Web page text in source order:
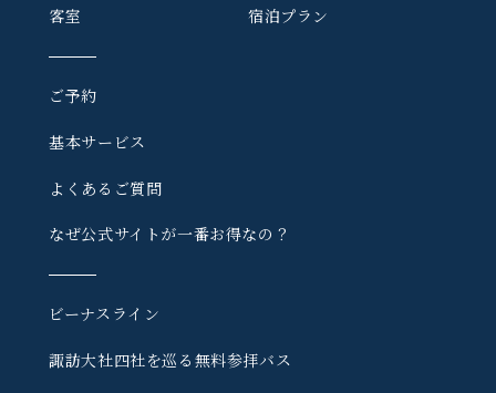
客室 宿泊プラン
ご予約
基本サービス
よくあるご質問
なぜ公式サイトが一番お得なの？
ビーナスライン
諏訪大社四社を巡る 無料参拝バス